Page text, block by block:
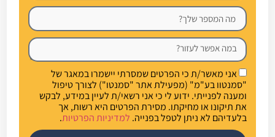
אני מאשר/ת כי הפרטים שמסרתי יישמרו במאגר של
"סמנטוו בע"מ" (מפעילת אתר "סמנטו") לצורך טיפול
ומענה לפנייתי. ידוע לי כי אני רשאי/ת לעיין במידע, לבקש
את תיקונו או מחיקתו. מסירת הפרטים היא רשות, אך
בלעדיהם לא ניתן לטפל בפנייה. למדיניות הפרטיות.